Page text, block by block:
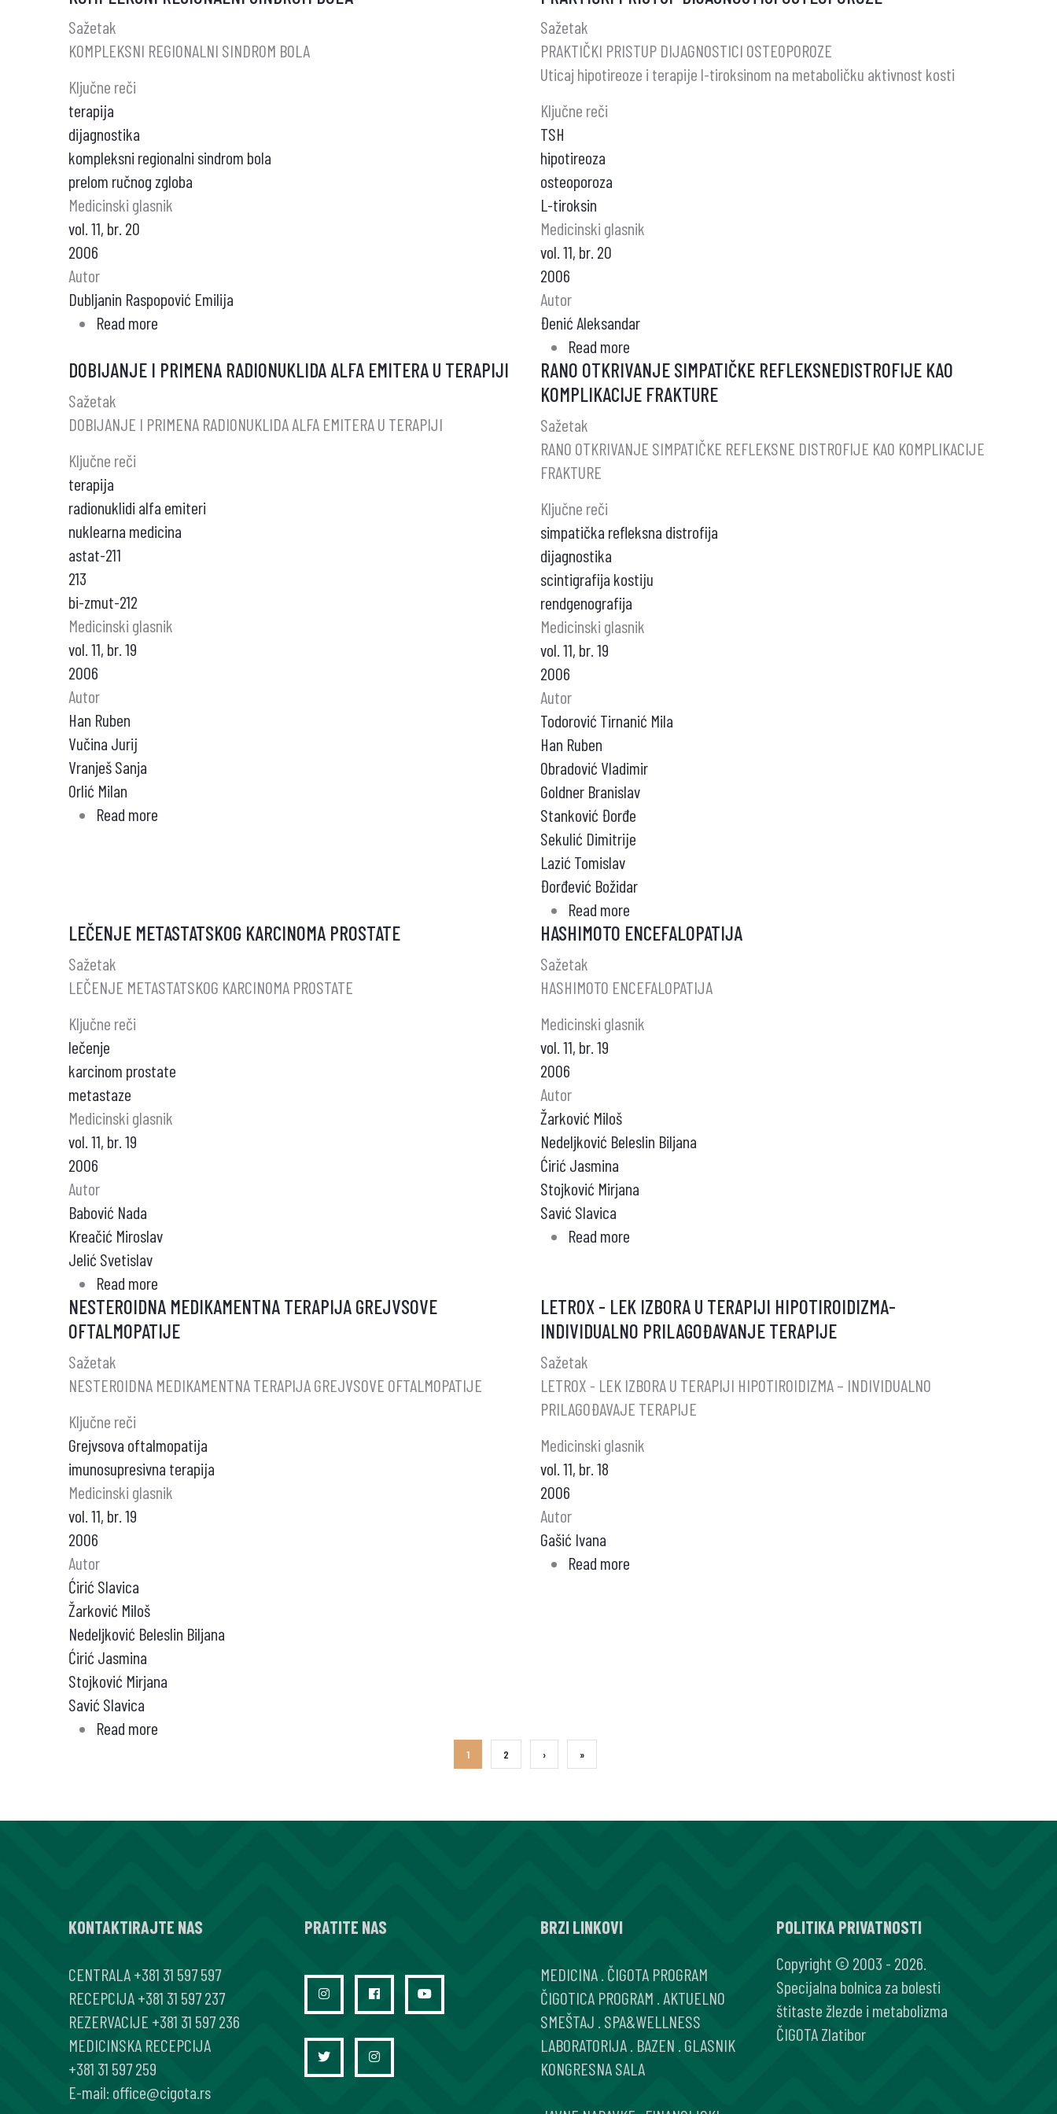
KOD
DIAGNOSTICS
RECENT
Sažetak
KOMPLEKSNI REGIONALNI SINDROM BOLA
Ključne reči
terapija
dijagnostika
kompleksni regionalni sindrom bola
prelom ručnog zgloba
Medicinski glasnik
vol. 11, br. 20
2006
Autor
Dubljanin Raspopović Emilija
Read more
REGIONALNI
BOLA
Sažetak
PRAKTIČKI PRISTUP DIJAGNOSTICI OSTEOPOROZE
Uticaj hipotireoze i terapije l-tiroksinom na metaboličku aktivnost kosti
Ključne reči
TSH
hipotireoza
osteoporoza
L-tiroksin
Medicinski glasnik
vol. 11, br. 20
2006
Autor
Đenić Aleksandar
Read more
PRAKTIČKI
PRISTUP
OSTEOPOROZE
DOBIJANJE I PRIMENA RADIONUKLIDA ALFA EMITERA U TERAPIJI
Sažetak
DOBIJANJE I PRIMENA RADIONUKLIDA ALFA EMITERA U TERAPIJI
Ključne reči
terapija
radionuklidi alfa emiteri
nuklearna medicina
astat-211
213
bi-zmut-212
Medicinski glasnik
vol. 11, br. 19
2006
Autor
Han Ruben
Vučina Jurij
Vranješ Sanja
Orlić Milan
Read more
ALFA
U
RANO OTKRIVANJE SIMPATIČKE REFLEKSNEDISTROFIJE KAO
KOMPLIKACIJE FRAKTURE
Sažetak
RANO OTKRIVANJE SIMPATIČKE REFLEKSNE DISTROFIJE KAO KOMPLIKACIJE
FRAKTURE
Ključne reči
simpatička refleksna distrofija
dijagnostika
scintigrafija kostiju
rendgenografija
Medicinski glasnik
vol. 11, br. 19
2006
Autor
Todorović Tirnanić Mila
Han Ruben
Obradović Vladimir
Goldner Branislav
Stanković Đorđe
Sekulić Dimitrije
Lazić Tomislav
Đorđević Božidar
Read more
RANO
SIMPATIČKE
KAO
LEČENJE METASTATSKOG KARCINOMA PROSTATE
Sažetak
LEČENJE METASTATSKOG KARCINOMA PROSTATE
Ključne reči
lečenje
karcinom prostate
metastaze
Medicinski glasnik
vol. 11, br. 19
2006
Autor
Babović Nada
Kreačić Miroslav
Jelić Svetislav
Read more
LEČENJE
METASTATSKOG
PROSTATE
HASHIMOTO ENCEFALOPATIJA
Sažetak
HASHIMOTO ENCEFALOPATIJA
Medicinski glasnik
vol. 11, br. 19
2006
Autor
Žarković Miloš
Nedeljković Beleslin Biljana
Ćirić Jasmina
Stojković Mirjana
Savić Slavica
Read more
NESTEROIDNA MEDIKAMENTNA TERAPIJA GREJVSOVE
OFTALMOPATIJE
Sažetak
NESTEROIDNA MEDIKAMENTNA TERAPIJA GREJVSOVE OFTALMOPATIJE
Ključne reči
Grejvsova oftalmopatija
imunosupresivna terapija
Medicinski glasnik
vol. 11, br. 19
2006
Autor
Ćirić Slavica
Žarković Miloš
Nedeljković Beleslin Biljana
Ćirić Jasmina
Stojković Mirjana
Savić Slavica
Read more
GREJVSOVE
LETROX - LEK IZBORA U TERAPIJI HIPOTIROIDIZMA-
INDIVIDUALNO PRILAGOĐAVANJE TERAPIJE
Sažetak
LETROX - LEK IZBORA U TERAPIJI HIPOTIROIDIZMA – INDIVIDUALNO
PRILAGOÐAVAJE TERAPIJE
Medicinski glasnik
vol. 11, br. 18
2006
Autor
Gašić Ivana
Read more
CURRENT
1 STRANA
2 NEXT
› LAST
»
KONTAKTIRAJTE NAS
CENTRALA+381 31 597 597
RECEPCIJA+381 31 597 237
REZERVACIJE +381 31 597 236
MEDICINSKA RECEPCIJA
+381 31 597 259
E-mail: office@cigota.rs
PRATITE NAS BRZI LINKOVI
MEDICINA ČIGOTA PROGRAM
ČIGOTICA PROGRAM AKTUELNO
SMEŠTAJ SPA&WELLNESS
LABORATORIJA BAZEN GLASNIK
KONGRESNA SALA
POLITIKA PRIVATNOSTI
Copyright © 2003 - 2026.
Specijalna bolnica za bolesti
štitaste žlezde i metabolizma
ČIGOTA Zlatibor